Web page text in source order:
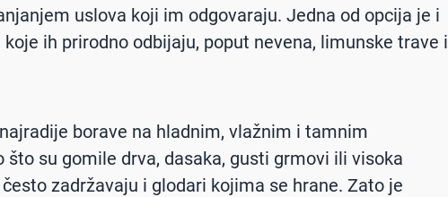
uslova koji im odgovaraju. Jedna od opcija je i
ih prirodno odbijaju, poput nevena, limunske trave i
borave na hladnim, vlažnim i tamnim
što su gomile drva, dasaka, gusti grmovi ili visoka
zadržavaju i glodari kojima se hrane. Zato je